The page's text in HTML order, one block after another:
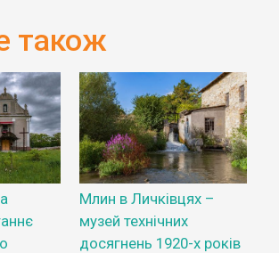
також
Млин в Личківцях –
музей технічних
досягнень 1920-х років